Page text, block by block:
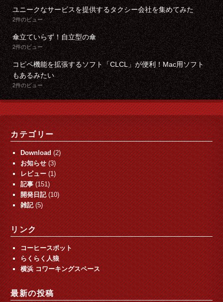
ユニークなサービスを提供するタクシー会社を集めてみた
2件のビュー
傘立ていらず！自立型の傘
2件のビュー
コピペ機能を拡張するソフト「CLCL」が便利！Mac用ソフト
もあるみたい
2件のビュー
カテゴリー
Download(2)
お知らせ(3)
レビュー(1)
記事(151)
開発日記(10)
雑記(5)
リンク
コーヒースポット
らくらく人狼
横浜 コワーキングスペース
最新の投稿